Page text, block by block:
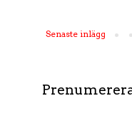
Senaste inlägg